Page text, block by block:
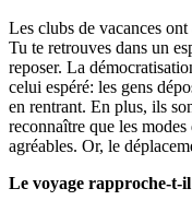
Les clubs de vacances
Tu te retrouves dans un
reposer. La
celui espéré: les gens
en rentrant. En plus, ils
reconnaître que les
agréables. Or, le
Le voyage rapproche-t-il